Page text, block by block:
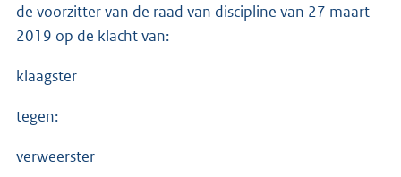
de voorzitter van de raad van discipline van 27 maart
2019 op de klacht van:
klaagster
tegen:
verweerster